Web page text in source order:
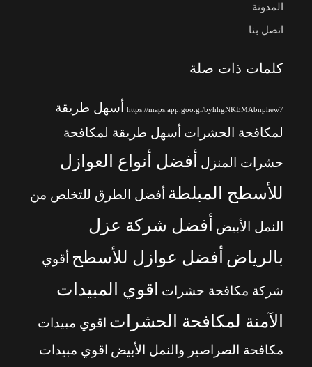
المدونة
اتصل بنا
كلمات ذات صلة
https://maps.app.goo.gl/byhhgNKEMAbnphew7
أسهل طريقة
لمكافحة الحشرات أسهل طريقة لمكافحة
حشرات المنزل
أفضل أنواع العوازل
للأسطح المبلطة أفضل الطرق للتخلص من
النمل الأبيض
أفضل شركة عزل
بالرياض أفضل عوازل للأسطح أقوي
شركة مكافحة حشرات
اقوي المبيدات
الآمنة لمكافحة الحشرات اقوي مبيدات
مكافحة الصراصير والنمل الأبيض اقوي مبيدات